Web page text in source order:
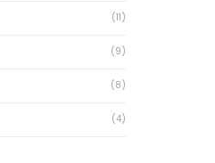
(11)
(9)
(8)
(4)